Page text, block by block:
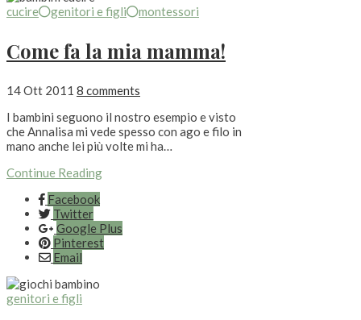
cucire genitori e figli montessori
Come fa la mia mamma!
14 Ott 2011 8 comments
I bambini seguono il nostro esempio e visto
che Annalisa mi vede spesso con ago e filo in
mano anche lei più volte mi ha…
Continue Reading
Facebook
Twitter
Google Plus
Pinterest
Email
genitori e figli